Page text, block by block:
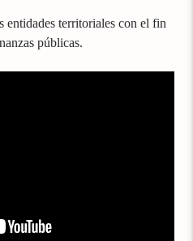
entidades territoriales con el fin
públicas.